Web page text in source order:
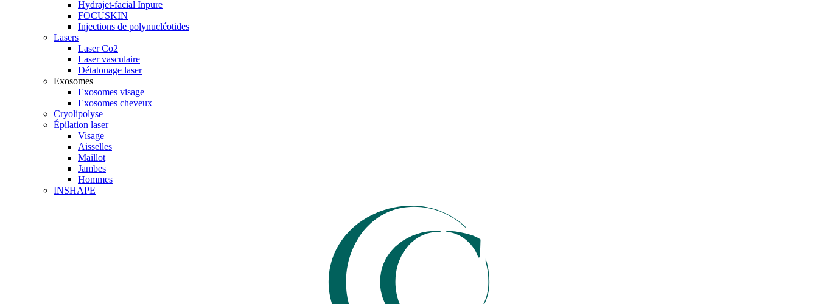
Hydrajet-facial Inpure
FOCUSKIN
Injections de polynucléotides
Lasers
Laser Co2
Laser vasculaire
Détatouage laser
Exosomes
Exosomes visage
Exosomes cheveux
Cryolipolyse
Épilation laser
Visage
Aisselles
Maillot
Jambes
Hommes
INSHAPE